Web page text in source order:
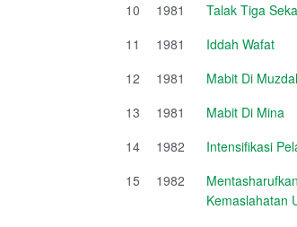
10
1981
Talak Tiga
11
1981
Iddah Wafat
12
1981
Mabit Di
13
1981
Mabit Di Mina
14
1982
Intensifikasi
15
1982
Kemaslahatan